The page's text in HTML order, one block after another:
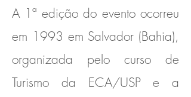
A 1ª edição do evento ocorreu
em 1993 em Salvador (Bahia),
organizada pelo curso de
Turismo da ECA/USP e a